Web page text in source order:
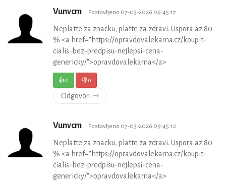
Vunvcm Postavljeno 07-03-2026 09:45:17
Neplatte za znacku, platte za zdravi. Uspora az 80
% <a href="https://opravdovalekarna.cz/koupit-
cialis-bez-predpisu-nejlepsi-cena-
genericky/">opravdovalekarna</a>
👍0 👎0
Odgovori ⇾
Vunvcm Postavljeno 07-03-2026 09:45:12
Neplatte za znacku, platte za zdravi. Uspora az 80
% <a href="https://opravdovalekarna.cz/koupit-
cialis-bez-predpisu-nejlepsi-cena-
genericky/">opravdovalekarna</a>